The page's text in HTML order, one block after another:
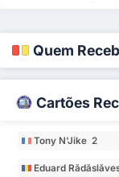
Quem
Cartões
Tony N'Jike 2
Eduard